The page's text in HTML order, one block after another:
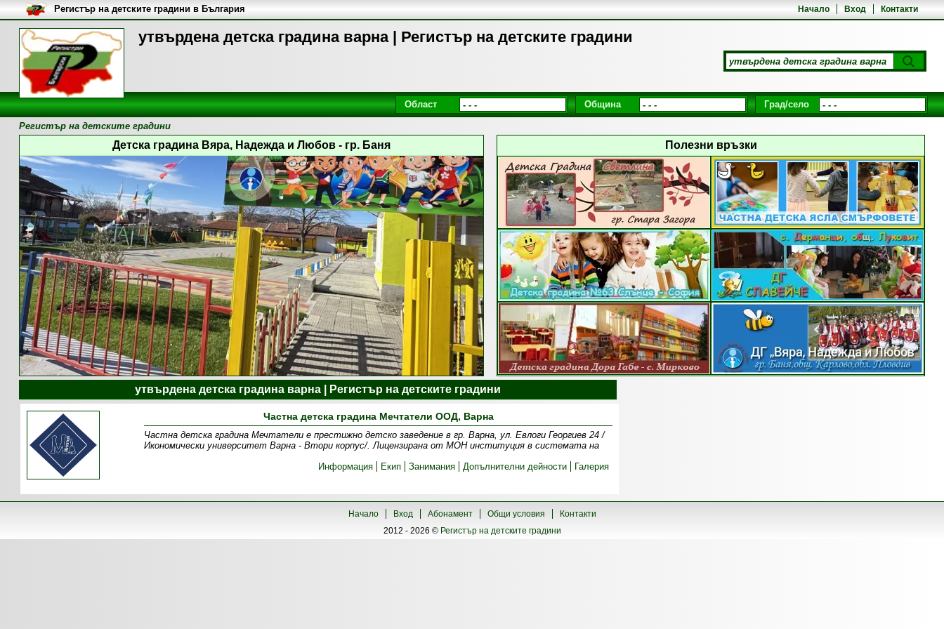
утвърдена детска градина варна | Регистър на детските градини
Начало Вход Контакти
Регистър на детските градини в България
Област Община Град/село
Регистър на детските градини
Полезни връзки
Детска градина Вяра, Надежда и Любов - гр. Баня
утвърдена детска градина варна | Регистър на детските градини
Частна детска градина Мечтатели ООД, Варна
Частна детска градина Мечтатели е престижно детско заведение в гр. Варна, ул. Евлоги Георгиев 24 /
Икономически университет Варна - Втори корпус/. Лицензирана от МОН институция в системата на
Информация
Екип Занимания Допълнителни дейности Галерия
Начало Вход Абонамент Общи условия
Контакти
2012 - 2026 © Регистър на детските градини